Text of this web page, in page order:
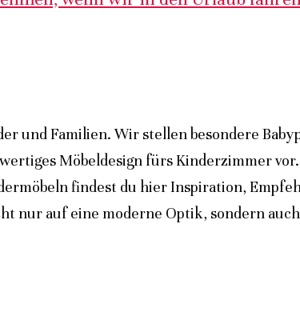
und Familien. Wir stellen besondere
Möbeldesign fürs Kinderzimmer
findest du hier Inspiration,
nur auf eine moderne Optik, sondern